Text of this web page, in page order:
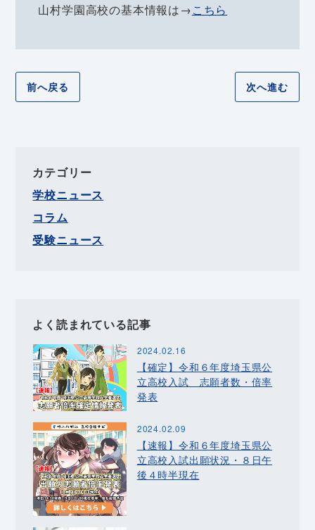
山村学園高校の基本情報は→こちら
前へ戻る 次へ進む
カテゴリー
学校ニュース
コラム
受験ニュース
よく読まれている記事
2024.02.16
【確定】令和６年度埼玉県公
立高校入試 志願者数・倍率
発表
2024.02.09
【速報】令和６年度埼玉県公
立高校入試出願状況・８日午
後４時半現在